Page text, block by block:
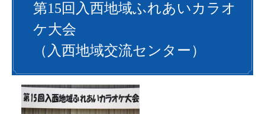
第15回入西地域ふれあいカラオ
ケ大会
（入西地域交流センター）